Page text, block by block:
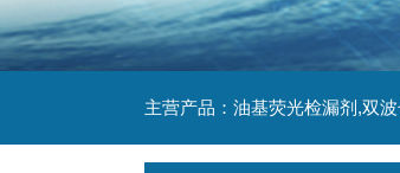
主营产品：油基荧光检漏剂,双